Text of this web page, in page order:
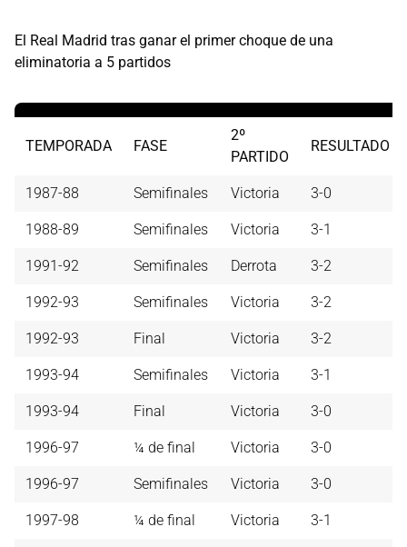
El Real Madrid tras ganar el primer choque de una
eliminatoria a 5 partidos
TEMPORADA FASE
2º
PARTIDO
RESULTADO
1987-88 Semifinales Victoria 3-0
1988-89 Semifinales Victoria 3-1
1991-92 Semifinales Derrota 3-2
1992-93 Semifinales Victoria 3-2
1992-93 Final Victoria 3-2
1993-94 Semifinales Victoria 3-1
1993-94 Final Victoria 3-0
1996-97 ¼ de final Victoria 3-0
1996-97 Semifinales Victoria 3-0
1997-98 ¼ de final Victoria 3-1